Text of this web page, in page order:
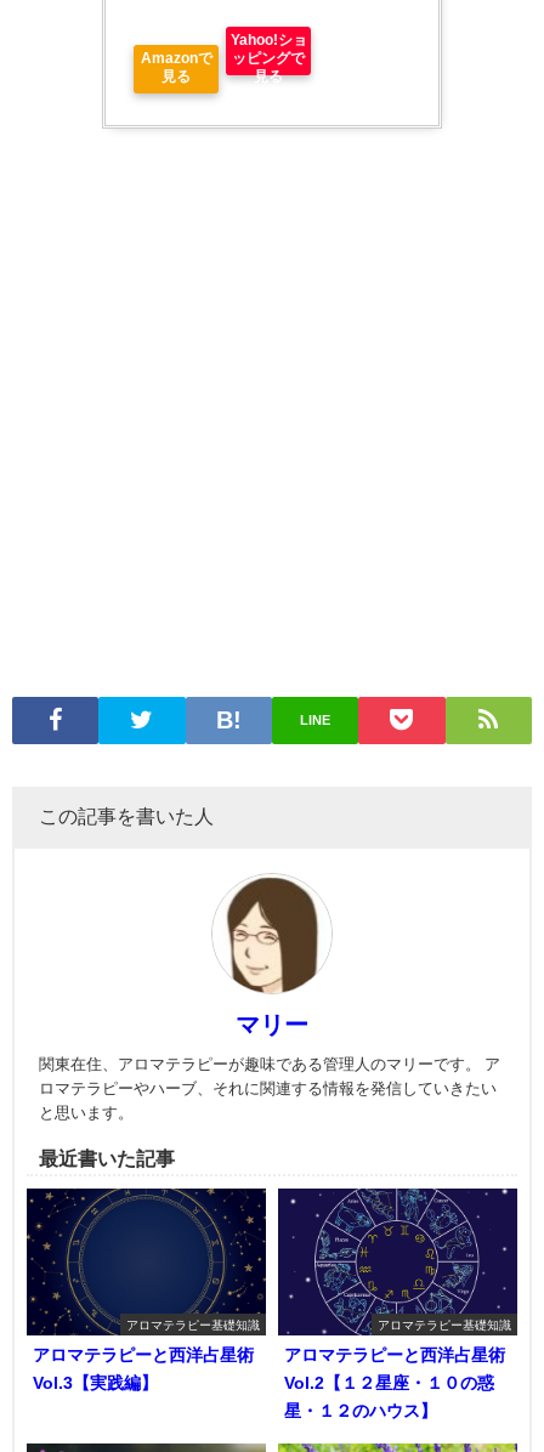
Amazonで
見る
Yahoo!ショ
ッピングで
見る
LINE
この記事を書いた人
マリー
関東在住、アロマテラピーが趣味である管理人のマリーです。 ア
ロマテラピーやハーブ、それに関連する情報を発信していきたい
と思います。
最近書いた記事
アロマテラピー基礎知識
アロマテラピーと西洋占星術
Vol.3【実践編】
アロマテラピー基礎知識
アロマテラピーと西洋占星術
Vol.2【１２星座・１０の惑
星・１２のハウス】